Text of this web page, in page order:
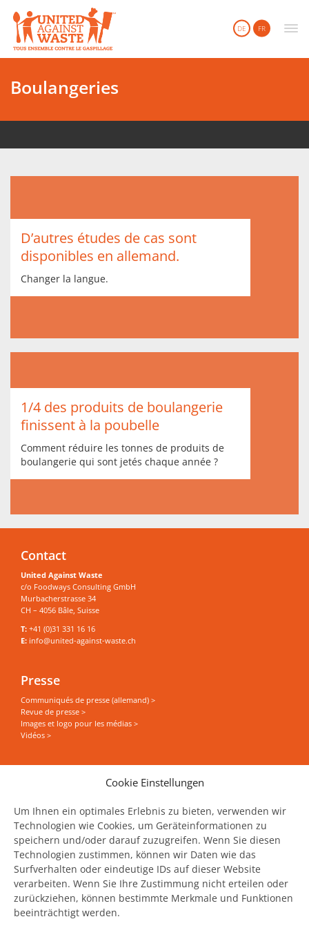
Cookie Einstellungen
Um Ihnen ein optimales Erlebnis zu bieten, verwenden wir
Technologien wie Cookies, um Geräteinformationen zu
speichern und/oder darauf zuzugreifen. Wenn Sie diesen
Technologien zustimmen, können wir Daten wie das
Surfverhalten oder eindeutige IDs auf dieser Website
verarbeiten. Wenn Sie Ihre Zustimmung nicht erteilen oder
zurückziehen, können bestimmte Merkmale und Funktionen
beeinträchtigt werden.
DE FR
Boulangeries
D’autres études de cas sont
disponibles en allemand.
Changer la langue.
1/4 des produits de boulangerie
finissent à la poubelle
Comment réduire les tonnes de produits de
boulangerie qui sont jetés chaque année ?
Contact
United Against Waste
c/o Foodways Consulting GmbH
Murbacherstrasse 34
CH – 4056 Bâle, Suisse
T: +41 (0)31 331 16 16
E: info@united-against-waste.ch
Presse
Communiqués de presse (allemand) >
Revue de presse >
Images et logo pour les médias >
Vidéos >
Vous souhaitez tout savoir sur le thème Food Save
? Recevoir des actualités, des événements et des
articles directement dans votre boîte mail ?
Abonnez‑vous à notre newsletter !
United Against Waste est soutenu par: